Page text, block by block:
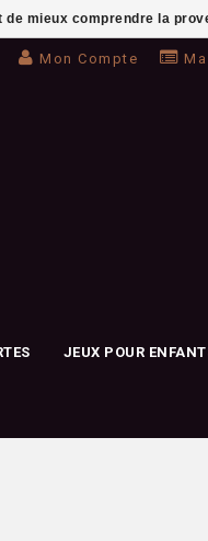
Mon Compte
JEUX POUR
mieux comprendre la